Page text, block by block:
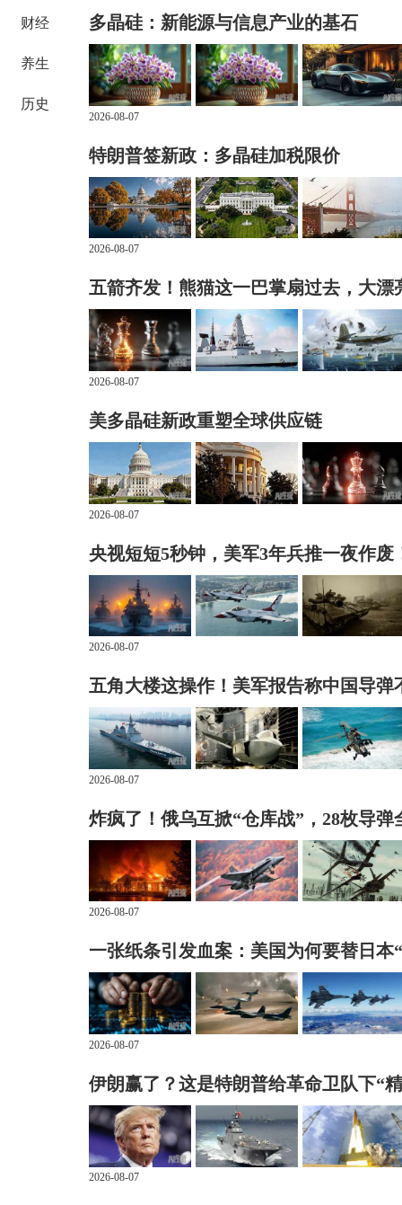
财经
养生
历史
多晶硅：新能源与信息产业的基石
2026-08-07
特朗普签新政：多晶硅加税限价
2026-08-07
五箭齐发！熊猫这一巴掌扇过去，大漂
2026-08-07
美多晶硅新政重塑全球供应链
2026-08-07
央视短短5秒钟，美军3年兵推一夜作废
2026-08-07
五角大楼这操作！美军报告称中国导弹
2026-08-07
炸疯了！俄乌互掀“仓库战”，28枚导弹
2026-08-07
一张纸条引发血案：美国为何要替日本
2026-08-07
伊朗赢了？这是特朗普给革命卫队下“
2026-08-07